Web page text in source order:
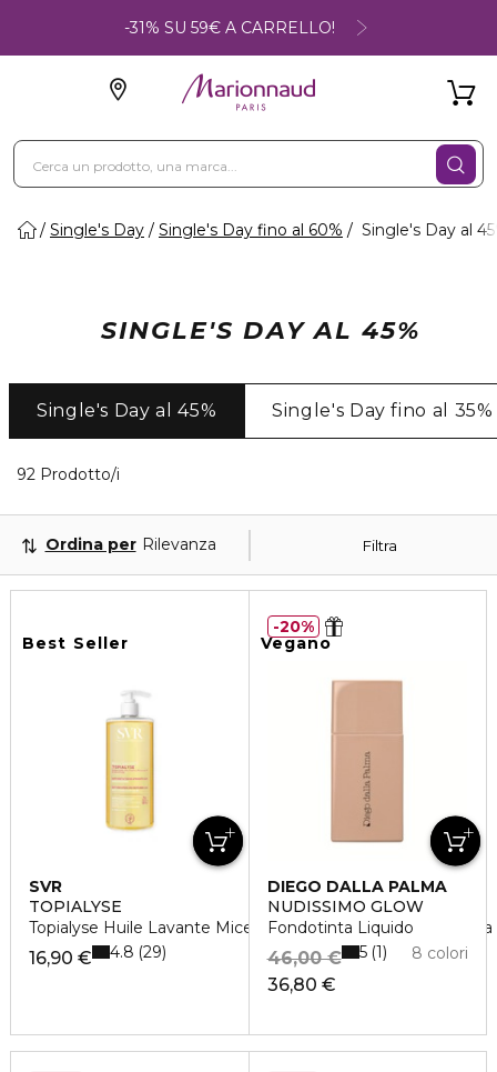
-31% SU 59€ A CARRELLO!
Single's Day Single's Day fino al 60% Single's Day al
SINGLE'S DAY AL 45%
Single's Day al 45% Single's Day fino al 35%
92 Prodotto/i
Filtra
Ordina per Rilevanza
Best Seller
SVR
TOPIALYSE
Topialyse Huile Lavante Micellaire-Formato Convenienza Da
16,90 € 4.8 29
Vegano
DIEGO DALLA PALMA
NUDISSIMO GLOW
Fondotinta Liquido
36,80 €
46,00 € 8 colori
5 1
20%